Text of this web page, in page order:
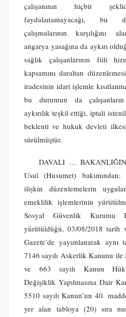
çalışanının hiçbir
faydalanamayacağı, bu
çalışmalarının karşılığını
angarya yasağına da aykırı
sağlık çalışanlarının fiili
kapsamını daraltan
iradesinin idari işlemle
bu durumun da çalışanların
aykırılık teşkil ettiği, iptali
beklenti ve hukuk devleti
sürülmüştür.
DAVALI …
Usul (Husumet)
ilişkin düzenlemelerin
emeklilik işlemlerinin
Sosyal Güvenlik Kurumu
yürütüldüğü, 03/08/2018 tarih
Gazete’de yayımlanarak
7146 sayılı Askerlik Kanunu ile
ve 663 sayılı Kanun
Değişiklik Yapılmasına Dair
5510 sayılı Kanun’un 40.
yer alan tabloya (20) sıra